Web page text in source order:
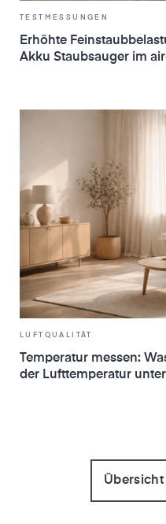
TESTMESSUNGEN
Erhöhte
Akku Staubsauger im
LUFTQUALITÄT
Temperatur messen:
der Lufttemperatur